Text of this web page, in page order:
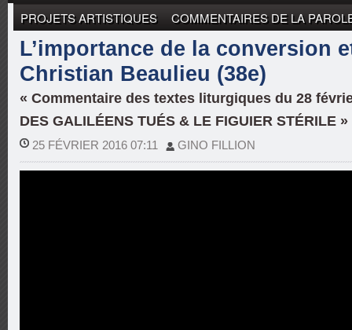
PROJETS ARTISTIQUES
COMMENTAIRES DE LA
CHRISTIAN BEAULIEU COMMENTAIRES DE LA
L’importance de la conversion
Christian Beaulieu (38e)
« Commentaire des textes liturgiques du 28
DES GALILÉENS TUÉS & LE FIGUIER STÉRILE »
25 FÉVRIER 2016 07:11 GINO FILLION